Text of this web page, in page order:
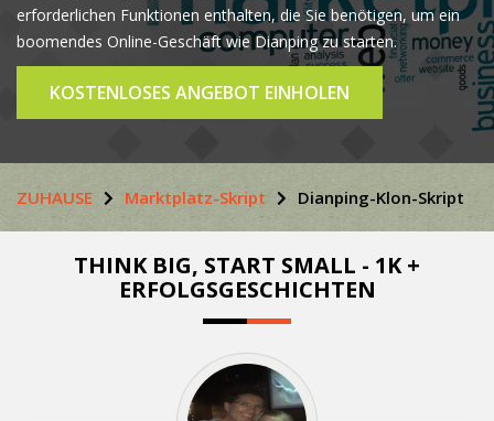
erforderlichen Funktionen enthalten, die Sie benötigen, um ein
boomendes Online-Geschäft wie Dianping zu starten.
KOSTENLOSES ANGEBOT EINHOLEN
ZUHAUSE Marktplatz-Skript Dianping-Klon-Skript
THINK BIG, START SMALL - 1K +
ERFOLGSGESCHICHTEN